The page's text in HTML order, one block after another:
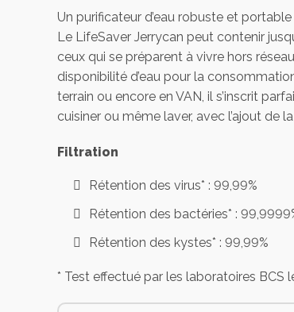
Un purificateur d’eau robuste et
Le LifeSaver Jerrycan peut contenir
ceux qui se préparent à vivre hors
disponibilité d’eau pour la
terrain ou encore en VAN, il s’inscrit
cuisiner ou même laver, avec l’ajout de
Filtration
Rétention des virus* : 99,99%
Rétention des bactéries* :
Rétention des kystes* : 99,99%
* Test effectué par les laboratoires